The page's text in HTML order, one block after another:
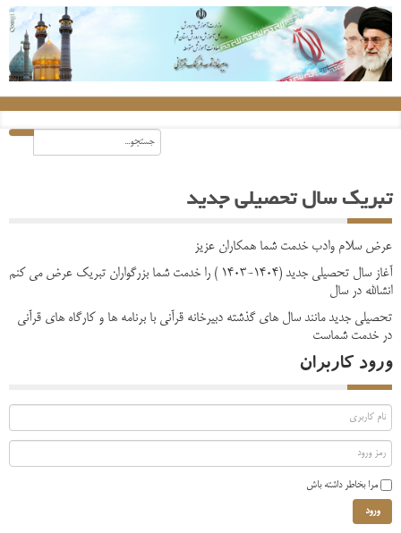
تبریک سال تحصیلی جدید
عرض سلام وادب خدمت شما همکاران عزیز
آغاز سال تحصیلی جدید (1404-1403 ) را خدمت شما بزرگواران تبریک عرض می کنم
انشالله در سال
تحصیلی جدید مانند سال های گذشته دبیرخانه قرآنی با برنامه ها و کارگاه های قرآنی
در خدمت شماست
ورود کاربران
مرا بخاطر داشته باش
ورود